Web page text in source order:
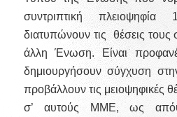
συντριπτική
διατυπώνουν τις θέσεις τους
άλλη Ένωση. Είναι
δημιουργήσουν σύγχυση
προβάλλουν τις μειοψηφικές
σ’ αυτούς ΜΜΕ, ως